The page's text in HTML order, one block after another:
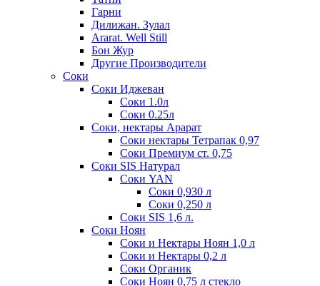
Гарни
Дилижан. Зулал
Ararat. Well Still
Бон Жур
Другие Производители
Соки
Соки Иджеван
Соки 1.0л
Соки 0.25л
Соки, нектары Арарат
Соки нектары Тетрапак 0,97
Соки Премиум ст. 0,75
Соки SIS Натурал
Соки YAN
Соки 0,930 л
Соки 0,250 л
Соки SIS 1,6 л.
Соки Ноян
Соки и Нектары Ноян 1,0 л
Соки и Нектары 0,2 л
Соки Органик
Соки Ноян 0,75 л стекло